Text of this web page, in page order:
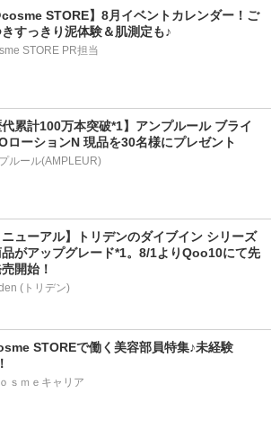
STORE】8月イベントカレンダー！ご
すっきり泥体験＆肌測定も♪
STORE PR担当
代累計100万本突破*1】アンプルール ブライ
ローションN 現品を30名様にプレゼント
ルール(AMPLEUR)
ニューアル】トリデンのダイブイン シリーズ
がアップグレード*1。8/1よりQoo10にて先
開始！
(トリデン)
STOREで働く美容部員特集♪未経験
ｓｍｅキャリア